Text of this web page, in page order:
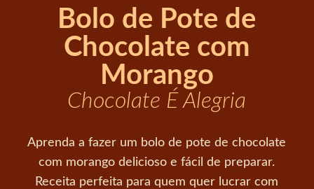
Bolo de Pote de
Chocolate com
Morango
Chocolate É Alegria
Aprenda a fazer um bolo de pote de chocolate
com morango delicioso e fácil de preparar.
Receita perfeita para quem quer lucrar com